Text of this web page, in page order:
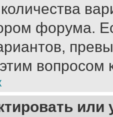
форума.
вопросом